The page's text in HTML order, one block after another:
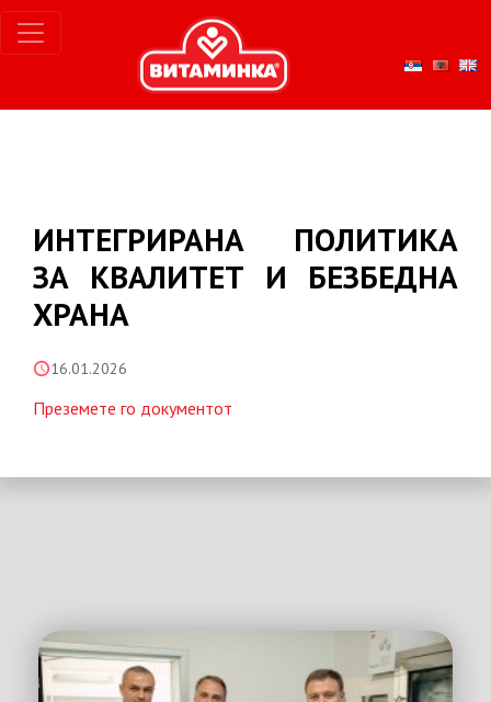
ИНТЕГРИРАНА ПОЛИТИКА
ЗА КВАЛИТЕТ И БЕЗБЕДНА
ХРАНА
16.01.2026
Преземете го документот